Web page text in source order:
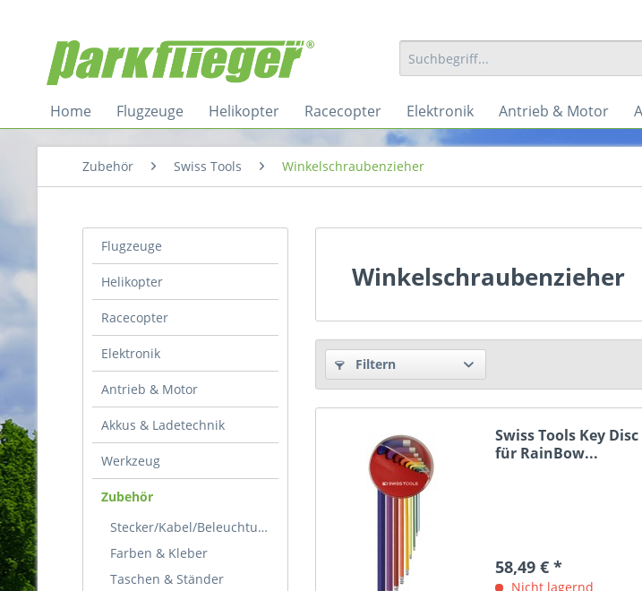
Home Flugzeuge Helikopter Racecopter Elektronik Antrieb & Motor
Zubehör Swiss Tools Winkelschraubenzieher
Flugzeuge
Helikopter
Racecopter
Elektronik
Antrieb & Motor
Akkus & Ladetechnik
Werkzeug
Zubehör
Stecker/Kabel/Beleuchtung
Farben & Kleber
Taschen & Ständer
Winkelschraubenzieher
Filtern
Swiss Tools Key
für RainBow...
58,49 € *
Nicht lagernd